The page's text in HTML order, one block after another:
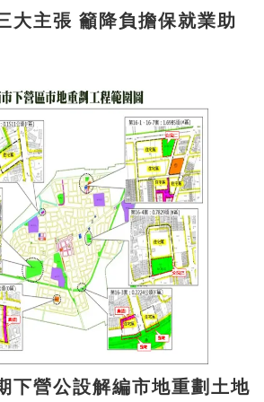
負擔保就業助
下營公設解編市地重劃土地